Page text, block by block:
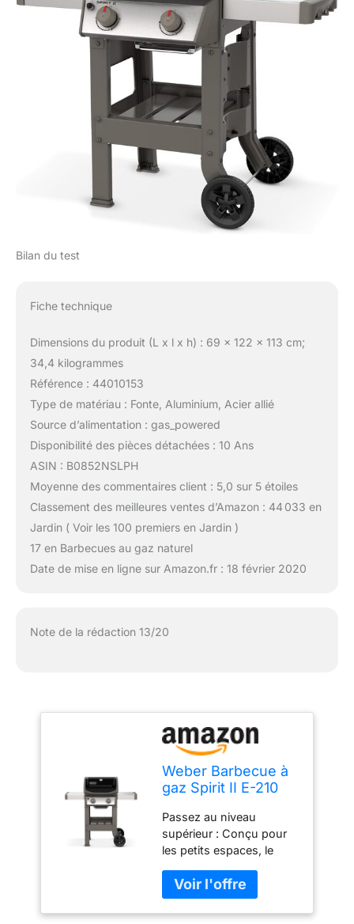
Bilan du test
Fiche technique
Dimensions du produit (L x l x h) : 69 x 122 x 113 cm;
34,4 kilogrammes
Référence : 44010153
Type de matériau : Fonte, Aluminium, Acier allié
Source d’alimentation : gas_powered
Disponibilité des pièces détachées : 10 Ans
ASIN : B0852NSLPH
Moyenne des commentaires client : 5,0 sur 5 étoiles
Classement des meilleures ventes d’Amazon : 44 033 en
Jardin ( Voir les 100 premiers en Jardin )
17 en Barbecues au gaz naturel
Date de mise en ligne sur Amazon.fr : 18 février 2020
Note de la rédaction 13/20
Weber Barbecue à
gaz Spirit II E-210
Passez au niveau
supérieur : Conçu pour
les petits espaces, le
brûleurs offre une
surface de cuisson
spacieuse, et possède